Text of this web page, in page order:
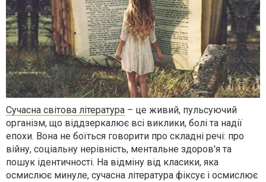
Сучасна світова література – це живий, пульсуючий
організм, що віддзеркалює всі виклики, болі та надії
епохи. Вона не боїться говорити про складні речі: про
війну, соціальну нерівність, ментальне здоров'я та
пошук ідентичності. На відміну від класики, яка
осмислює минуле, сучасна література фіксує і осмислює